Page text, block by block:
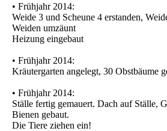
• Frühjahr 2014:
Weide 3 und Scheune 4 erstanden,
Weiden umzäunt
Heizung eingebaut
• Frühjahr 2014:
Kräutergarten angelegt, 30 Obstbäume
• Frühjahr 2014:
Ställe fertig gemauert. Dach auf Ställe,
Bienen gebaut.
Die Tiere ziehen ein!